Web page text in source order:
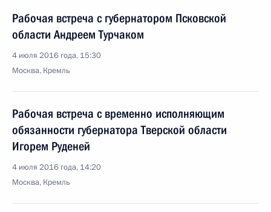
Рабочая встреча с губернатором Псковской
области Андреем Турчаком
4 июля 2016 года, 15:30
Москва, Кремль
Рабочая встреча с временно исполняющим
обязанности губернатора Тверской области
Игорем Руденей
4 июля 2016 года, 14:20
Москва, Кремль